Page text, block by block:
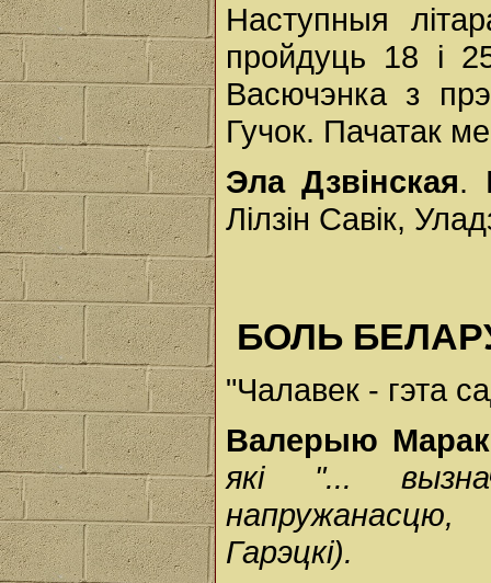
Наступныя
пройдуць 18 і
Васючэнка з
Гучок. Пачатак
Эла Дзвінская.
Лілзін Савік,
БОЛЬ
"Чалавек - гэта
Валерыю
які "...
Гарэцкі).